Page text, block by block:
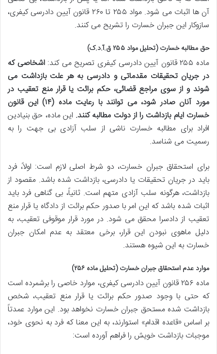
آن ها اثبات می شود. مواد ۲۵۵ تا ۲۶۰ قانون آیین دادرسی کیفری،
سازوکار این جبران خسارت را تشریح می کنند.
حق مطالبه خسارت (تحلیل مواد ۲۵۵ ق.آ.د.ک)
ماده ۲۵۵ قانون آیین دادرسی کیفری تصریح می کند:
اشخاصی که
در جریان تحقیقات مقدماتی و دادرسی به هر علت بازداشت می
شوند و از سوی مراجع قضائی، حکم برائت یا قرار منع تعقیب در
مورد آنان صادر شود، می توانند با رعایت ماده (۱۴) این قانون
خسارت ایام بازداشت را از دولت مطالبه کنند. این ماده، حق بنیادین
افراد برای مطالبه خسارت ناشی از سلب آزادی بی جهت را به
رسمیت می شناسد.
برای استحقاق جبران خسارت، دو شرط اصلی لازم است: اولاً، فرد
باید در جریان تحقیقات یا دادرسی، بازداشت شده باشد. مقصود از
بازداشت، هرگونه سلب آزادی متهم است. ثانیاً، بی گناهی فرد باید
اثبات شده باشد که این امر با صدور حکم برائت از دادگاه یا قرار منع
تعقیب از دادسرا محقق می شود. در مورد قرار موقوفی تعقیب، به
دلیل ماهوی نبودن این قرار، برخی معتقد به عدم امکان جبران
خسارت به این شیوه هستند.
موارد عدم استحقاق جبران خسارت (تحلیل ماده ۲۵۶)
ماده ۲۵۶ قانون آیین دادرسی کیفری، موارد خاصی را برشمرده است
که حتی با وجود صدور حکم برائت یا قرار منع تعقیب، شخص
بازداشت شده مستحق جبران خسارت نخواهد بود. این موارد عمدتاً
بر اساس «قاعده اقدام» استوارند، به این معنا که فرد به نحوی خود،
موجبات بازداشت خویش را فراهم آورده است: